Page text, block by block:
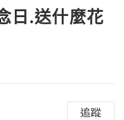
日.送什麼花
追蹤